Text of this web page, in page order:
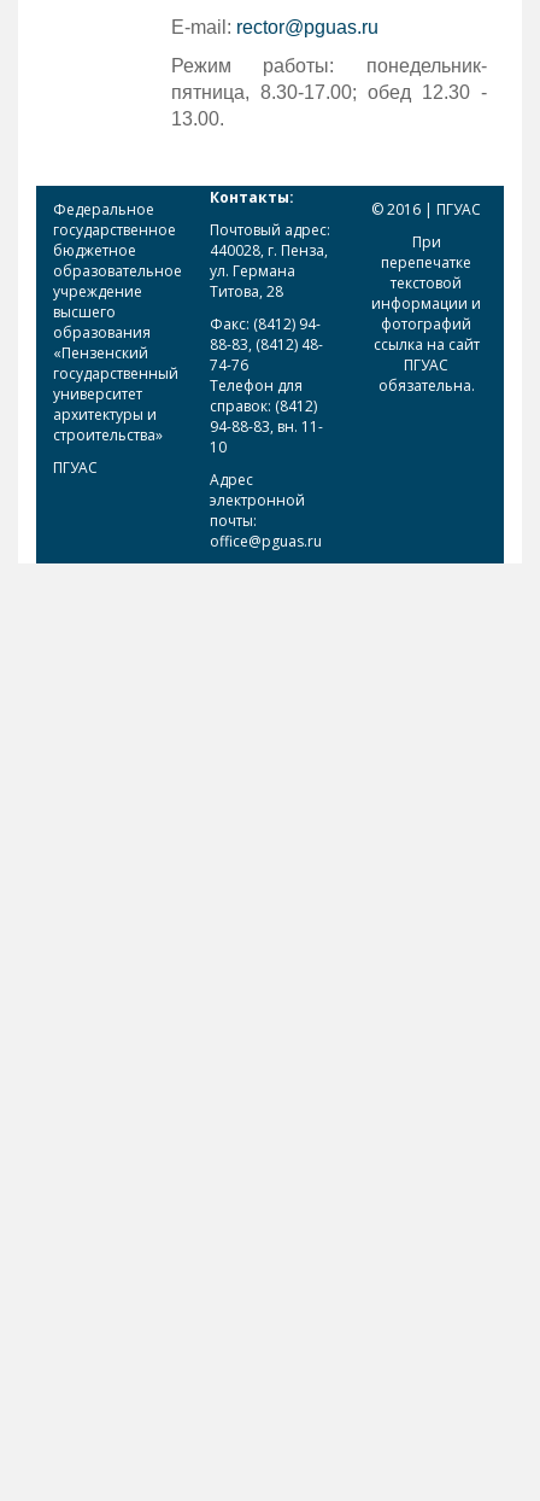
Е-mail: rector@pguas.ru
Режим работы: понедельник-
пятница, 8.30-17.00; обед 12.30 -
13.00.
Федеральное
государственное
бюджетное
образовательное
учреждение
высшего
образования
«Пензенский
государственный
университет
архитектуры и
строительства»
ПГУАС
Контакты:
Почтовый адрес:
440028, г. Пенза,
ул. Германа
Титова, 28
Факс: (8412) 94-
88-83, (8412) 48-
74-76
Телефон для
справок: (8412)
94-88-83, вн. 11-
10
Адрес
электронной
почты:
office@pguas.ru
© 2016 | ПГУАС
При
перепечатке
текстовой
информации и
фотографий
ссылка на сайт
ПГУАС
обязательна.